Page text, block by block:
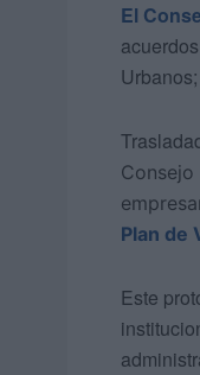
El
Plan de
Este